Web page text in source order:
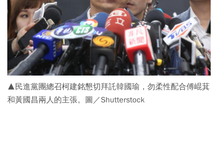
▲民進黨團總召柯建銘懇切拜託韓國瑜，勿柔性配合傅崐萁
和黃國昌兩人的主張。圖／Shutterstock